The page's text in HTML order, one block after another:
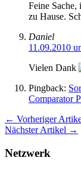
Feine Sache,
zu Hause.
Daniel
11.09.2010
Vielen Dank
Pingback:
Comparator
← Vorheriger
Nächster Artikel →
Netzwerk